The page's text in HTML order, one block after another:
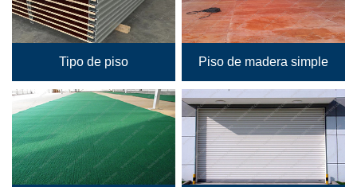
Tipo de piso Piso de madera simple